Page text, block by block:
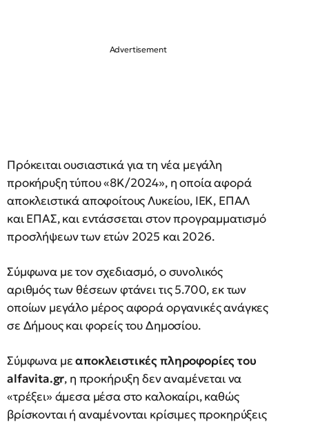
Πρόκειται ουσιαστικά για τη νέα μεγάλη
προκήρυξη τύπου «8Κ/2024», η οποία αφορά
αποκλειστικά αποφοίτους Λυκείου, ΙΕΚ, ΕΠΑΛ
και ΕΠΑΣ, και εντάσσεται στον προγραμματισμό
προσλήψεων των ετών 2025 και 2026.
Σύμφωνα με τον σχεδιασμό, ο συνολικός
αριθμός των θέσεων φτάνει τις 5.700, εκ των
οποίων μεγάλο μέρος αφορά οργανικές ανάγκες
σε Δήμους και φορείς του Δημοσίου.
Σύμφωνα μεαποκλειστικές πληροφορίες του
alfavita.gr, η προκήρυξη δεν αναμένεται να
«τρέξει» άμεσα μέσα στο καλοκαίρι, καθώς
βρίσκονται ή αναμένονται κρίσιμες προκηρύξεις